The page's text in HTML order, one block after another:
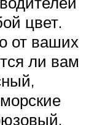
цвет.
от ваших
ли вам